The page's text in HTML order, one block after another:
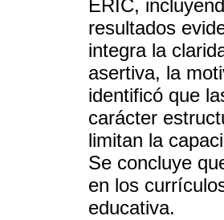
ERIC,
resultados
integra la
asertiva, la
identificó que
carácter
limitan la
Se concluye
en los
educativa.